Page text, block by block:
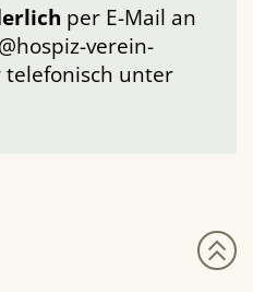
per E-Mail an
verein-
telefonisch unter